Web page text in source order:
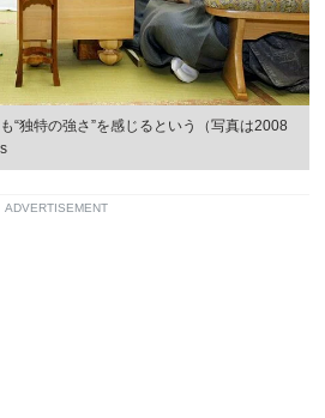
“独特の強さ”を感じるという（写真は2008
ADVERTISEMENT